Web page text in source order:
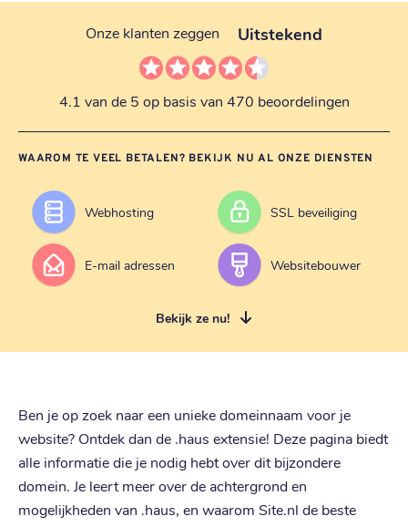
Onze klanten zeggen Uitstekend
4.1 van de 5 op basis van 470 beoordelingen
WAAROM TE VEEL BETALEN? BEKIJK NU AL ONZE DIENSTEN
Webhosting SSL beveiliging
E-mail adressen Websitebouwer
Bekijk ze nu!
Ben je op zoek naar een unieke domeinnaam voor je
website? Ontdek dan de .haus extensie! Deze pagina biedt
alle informatie die je nodig hebt over dit bijzondere
domein. Je leert meer over de achtergrond en
mogelijkheden van .haus, en waarom Site.nl de beste